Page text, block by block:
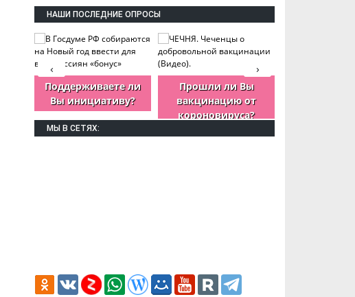
НАШИ ПОСЛЕДНИЕ ОПРОСЫ
Поддерживаете ли
Вы инициативу?
Прошли ли Вы
вакцинацию от
короновируса?
›
‹
МЫ В СЕТЯХ: